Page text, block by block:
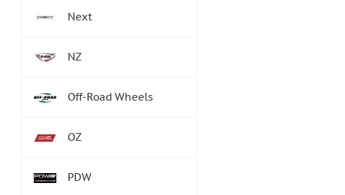
Next
NZ
Off-Road Wheels
OZ
PDW